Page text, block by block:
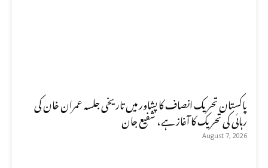
پاکستان تحریک انصاف کا پشاور میں تاریخی جلسہ عمران خان کی
رہائی کی تحریک کا آغاز ہے، شفیع جان
August 7, 2026